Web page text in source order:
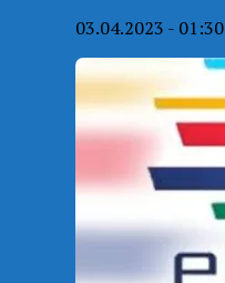
03.04.2023 - 01:30